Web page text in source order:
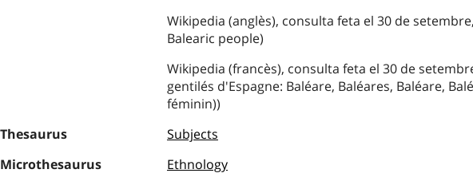
Wikipedia (anglès), consulta feta el 30 de
Balearic people)
Wikipedia (francès), consulta feta el 30 de
gentilés d'Espagne: Baléare, Baléares, Baléare,
féminin))
Thesaurus
Subjects
Microthesaurus
Ethnology